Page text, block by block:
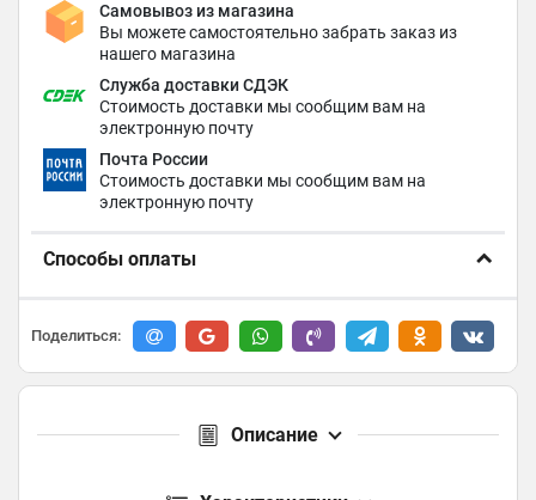
Самовывоз из магазина
Вы можете самостоятельно забрать заказ из
нашего магазина
Служба доставки СДЭК
Стоимость доставки мы сообщим вам на
электронную почту
Почта России
Стоимость доставки мы сообщим вам на
электронную почту
Способы оплаты
Поделиться:
Описание